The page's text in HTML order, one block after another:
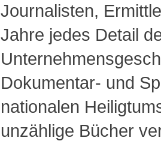
Journalisten,
Jahre jedes Detail
Dokumentar- und
nationalen
unzählige Bücher